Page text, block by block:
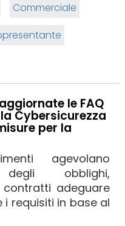
Commerciale
le FAQ
Cybersicurezza
per la
agevolano
degli obblighi,
adeguare
requisiti in base al